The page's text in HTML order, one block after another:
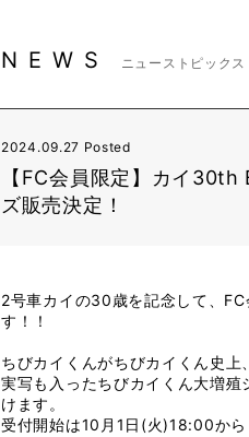
NEWS ニューストピックス
2024.09.27 Posted
【FC会員限定】カイ
ズ販売決定！
2号車カイの30歳を記念して、
す！！
ちびカイくんがちびカイくん史
実写も入ったちびカイくん大増
けます。
受付開始は10月1日(火)18:00から